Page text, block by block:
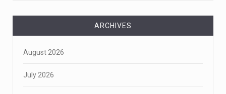
ARCHIVES
August 2026
July 2026